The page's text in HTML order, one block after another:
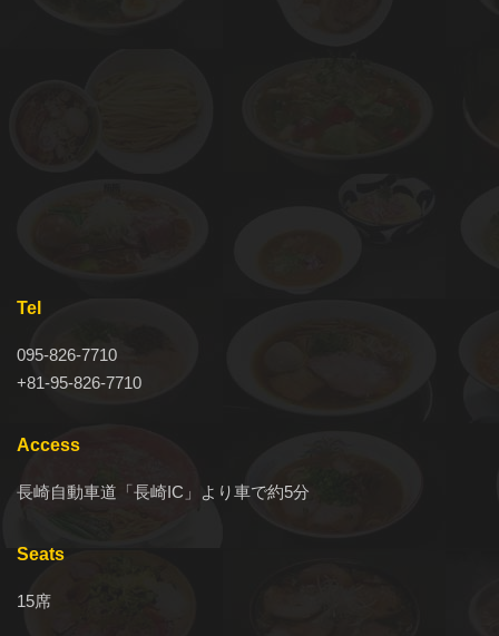
Tel
095-826-7710
+81-95-826-7710
Access
長崎自動車道「長崎IC」より車で約5分
Seats
15席